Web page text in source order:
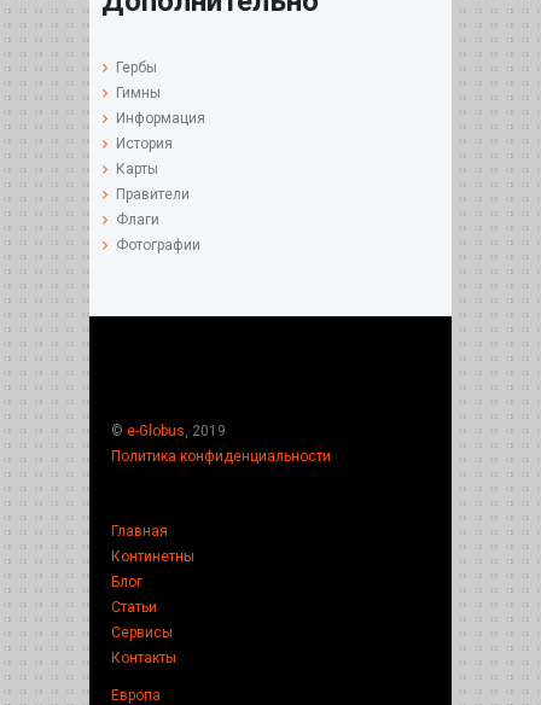
Гербы
Гимны
Информация
История
Карты
Правители
Флаги
Фотографии
© e-Globus , 2019
Политика конфиденциальности
Главная
Континетны
Блог
Статьи
Сервисы
Контакты
Европа